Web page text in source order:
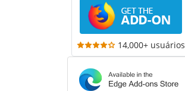
14,000+ usuários